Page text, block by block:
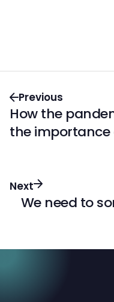
Previous
How the
the importance
Next
We need to